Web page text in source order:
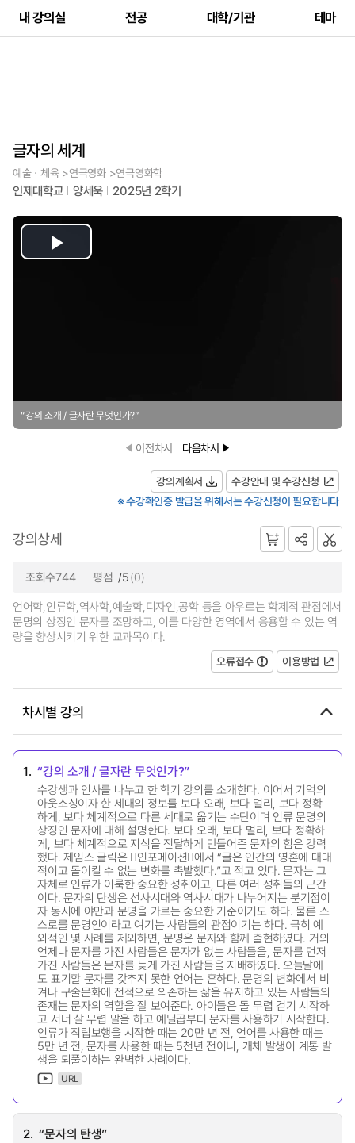
내 강의실 전공 대학/기관 테마
글자의 세계
예술ㆍ체육 >연극영화 >연극영화학
인제대학교 양세욱 2025년 2학기
Play
“강의 소개 / 글자란 무엇인가?”
이전차시 다음차시
강의계획서
수강안내 및 수강신청
※ 수강확인증 발급을 위해서는 수강신청이 필요합니다
강의상세
조회수744 평점 /5(0)
언어학,인류학,역사학,예술학,디자인,공학 등을 아우르는 학제적 관점에서
문명의 상징인 문자를 조망하고, 이를 다양한 영역에서 응용할 수 있는 역
량을 향상시키기 위한 교과목이다.
오류접수
이용방법
차시별 강의
1. “강의 소개 / 글자란 무엇인가?”
수강생과 인사를 나누고 한 학기 강의를 소개한다. 이어서 기억의
아웃소싱이자 한 세대의 정보를 보다 오래, 보다 멀리, 보다 정확
하게, 보다 체계적으로 다른 세대로 옮기는 수단이며 인류 문명의
상징인 문자에 대해 설명한다. 보다 오래, 보다 멀리, 보다 정확하
게, 보다 체계적으로 지식을 전달하게 만들어준 문자의 힘은 강력
했다. 제임스 글릭은 󰡔인포메이션󰡕에서 “글은 인간의 영혼에 대대
적이고 돌이킬 수 없는 변화를 촉발했다.”고 적고 있다. 문자는 그
자체로 인류가 이룩한 중요한 성취이고, 다른 여러 성취들의 근간
이다. 문자의 탄생은 선사시대와 역사시대가 나누어지는 분기점이
자 동시에 야만과 문명을 가르는 중요한 기준이기도 하다. 물론 스
스로를 문명인이라고 여기는 사람들의 관점이기는 하다. 극히 예
외적인 몇 사례를 제외하면, 문명은 문자와 함께 출현하였다. 거의
언제나 문자를 가진 사람들은 문자가 없는 사람들을, 문자를 먼저
가진 사람들은 문자를 늦게 가진 사람들을 지배하였다. 오늘날에
도 표기할 문자를 갖추지 못한 언어는 흔하다. 문명의 변화에서 비
켜나 구술문화에 전적으로 의존하는 삶을 유지하고 있는 사람들의
존재는 문자의 역할을 잘 보여준다. 아이들은 돌 무렵 걷기 시작하
고 서너 살 무렵 말을 하고 예닐곱부터 문자를 사용하기 시작한다.
인류가 직립보행을 시작한 때는 20만 년 전, 언어를 사용한 때는
5만 년 전, 문자를 사용한 때는 5천년 전이니, 개체 발생이 계통 발
생을 되풀이하는 완벽한 사례이다.
URL
2. “문자의 탄생”